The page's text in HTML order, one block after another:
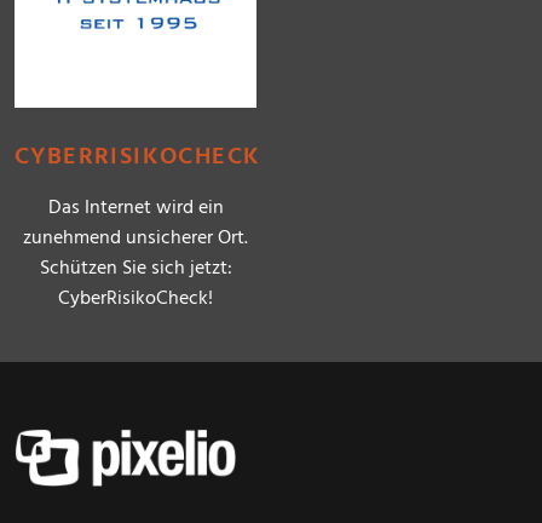
CYBERRISIKOCHECK
Das Internet wird ein
zunehmend unsicherer Ort.
Schützen Sie sich jetzt:
CyberRisikoCheck!